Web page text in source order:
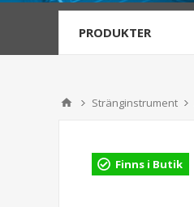
PRODUKTER
Stränginstrument
Finns i Butik